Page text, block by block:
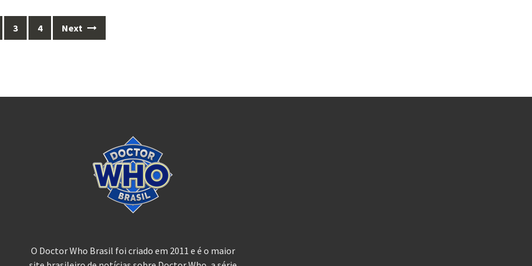
3 4 Next
O Doctor Who Brasil foi criado em 2011 e é o maior